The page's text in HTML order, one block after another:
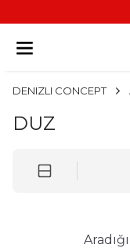
DENIZLI CONCEPT
DUZ